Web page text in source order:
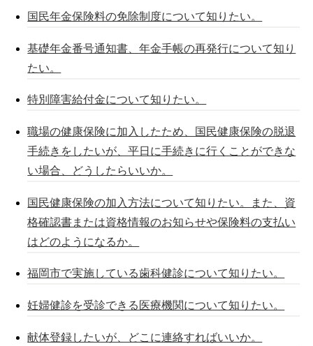
国民年金保険料の免除制度について知りたい。
基礎年金番号通知書、年金手帳の再発行について知り
たい。
特別障害給付金について知りたい。
職場の健康保険に加入したため、国民健康保険の脱退
手続きをしたいが、平日に手続きに行くことができな
い場合、どうしたらいいか。
国民健康保険の加入方法について知りたい。また、資
格確認書または資格情報のお知らせや保険料の支払い
はどのようになるか。
福岡市で実施している歯科健診について知りたい。
妊婦健診を受診できる医療機関について知りたい。
献体登録したいが、どこに連絡すればいいか。